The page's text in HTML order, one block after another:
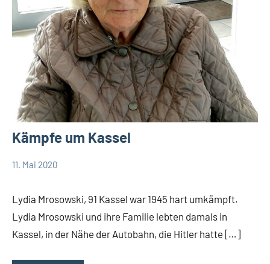
Kämpfe um Kassel
zuende
ging
Leopoldshöhe
Thema
11. Mai 2020
Lydia Mrosowski, 91 Kassel war 1945 hart umkämpft.
Lydia Mrosowski und ihre Familie lebten damals in
Kassel, in der Nähe der Autobahn, die Hitler hatte […]